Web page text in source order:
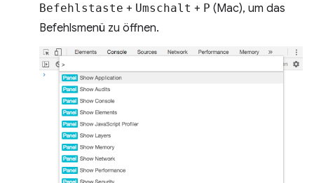
Befehlstaste + Umschalt + P (Mac), um das
Befehlsmenü zu öffnen.